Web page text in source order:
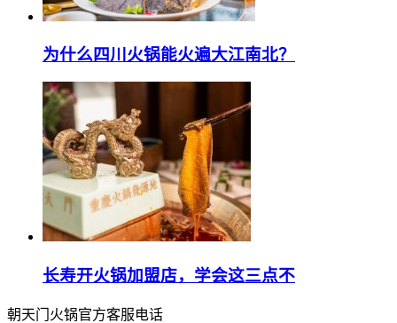
为什么四川火锅能火遍大江南北？
长寿开火锅加盟店，学会这三点不
朝天门火锅官方客服电话